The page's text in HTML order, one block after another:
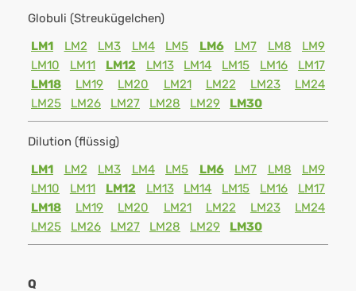
Globuli (Streukügelchen)
LM1
LM2 LM3 LM4 LM5 LM6 LM7 LM8
LM9
LM10
LM11 LM12 LM13 LM14 LM15 LM16
LM17
LM18
LM19 LM20 LM21 LM22 LM23
LM24
LM25
LM26 LM27 LM28 LM29 LM30
Dilution (flüssig)
LM1
LM2 LM3 LM4 LM5 LM6 LM7 LM8
LM9
LM10
LM11 LM12 LM13 LM14 LM15 LM16
LM17
LM18
LM19 LM20 LM21 LM22 LM23
LM24
LM25
LM26 LM27 LM28 LM29 LM30
Q